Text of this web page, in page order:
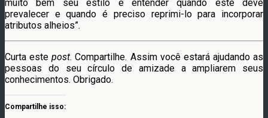
muito bem seu estilo e entender quando este deve
prevalecer e quando é preciso reprimi-lo para incorporar
atributos alheios”.
Curta estepost. Compartilhe. Assim você estará ajudando as
pessoas do seu círculo de amizade a ampliarem seus
conhecimentos. Obrigado.
Compartilhe isso: